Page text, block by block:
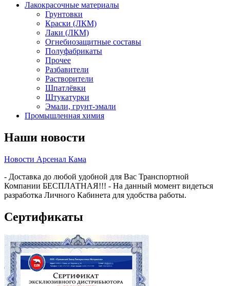
Лакокрасочные материалы
Грунтовки
Краски (ЛКМ)
Лаки (ЛКМ)
Огнебиозащитные составы
Полуфабрикаты
Прочее
Разбавители
Растворители
Шпатлёвки
Штукатурки
Эмали, грунт-эмали
Промышленная химия
Наши новости
Новости Арсенал Кама
- Доставка до любой удобной для Вас Транспортной
Компании БЕСПЛАТНАЯ!!! - На данный момент видеться
разработка Личного Кабинета для удобства работы.
Сертификаты